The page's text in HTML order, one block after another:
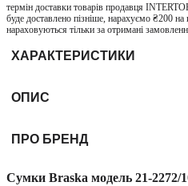
термін доставки товарів продавця
буде доставлено пізніше, нарахуємо ₴200
нараховуються тільки за отримані
ХАРАКТЕРИСТИКИ
ОПИС
ПРО БРЕНД
Сумки Braska модель 21-2272/